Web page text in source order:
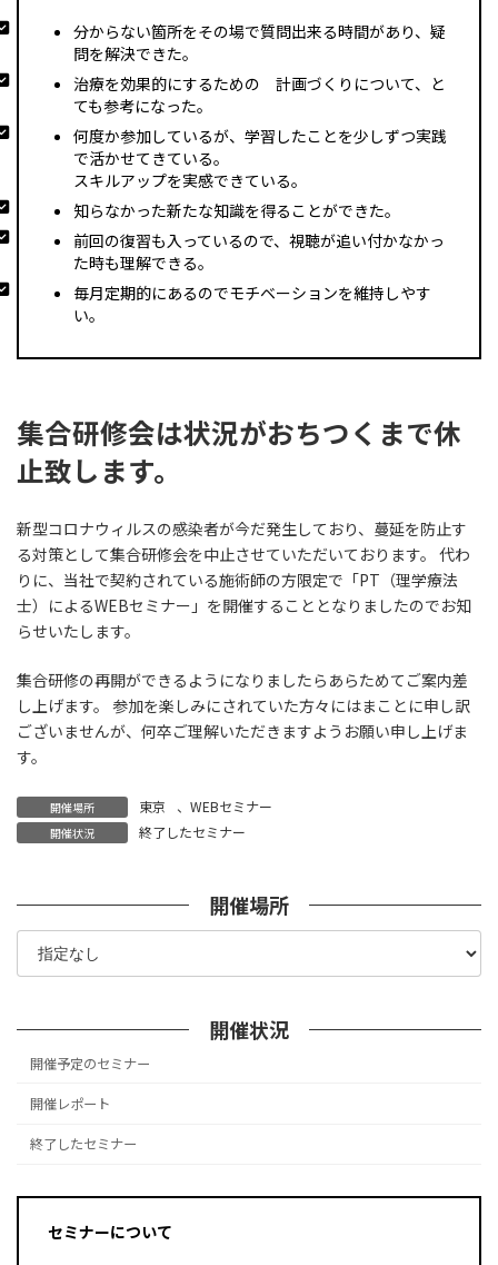
分からない箇所をその場で質問出来る時間があり、疑
問を解決できた。
治療を効果的にするための 計画づくりについて、と
ても参考になった。
何度か参加しているが、学習したことを少しずつ実践
で活かせてきている。
スキルアップを実感できている。
知らなかった新たな知識を得ることができた。
前回の復習も入っているので、視聴が追い付かなかっ
た時も理解できる。
毎月定期的にあるのでモチベーションを維持しやす
い。
集合研修会は状況がおちつくまで休
止致します。
新型コロナウィルスの感染者が今だ発生しており、蔓延を防止す
る対策として集合研修会を中止させていただいております。 代わ
りに、当社で契約されている施術師の方限定で「PT（理学療法
士）によるWEBセミナー」を開催することとなりましたのでお知
らせいたします。
集合研修の再開ができるようになりましたらあらためてご案内差
し上げます。 参加を楽しみにされていた方々にはまことに申し訳
ございませんが、何卒ご理解いただきますようお願い申し上げま
す。
開催場所 東京 、 WEBセミナー
開催状況 終了したセミナー
開催場所
開催状況
開催予定のセミナー
開催レポート
終了したセミナー
セミナーについて